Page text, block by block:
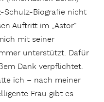
Schulz-Biografie nicht
Auftritt im „Astor“
mit seiner
unterstützt. Dafür
Dank verpflichtet.
ich – nach meiner
Frau gibt es